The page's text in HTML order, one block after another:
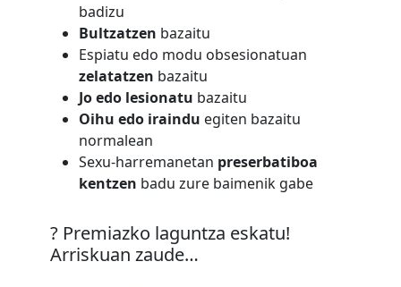
badizu
Bultzatzen bazaitu
Espiatu edo modu obsesionatuan
zelatatzen bazaitu
Jo edo lesionatu bazaitu
Oihu edo iraindu egiten bazaitu
normalean
Sexu-harremanetan preserbatiboa
kentzen badu zure baimenik gabe
? Premiazko laguntza eskatu!
Arriskuan zaude…